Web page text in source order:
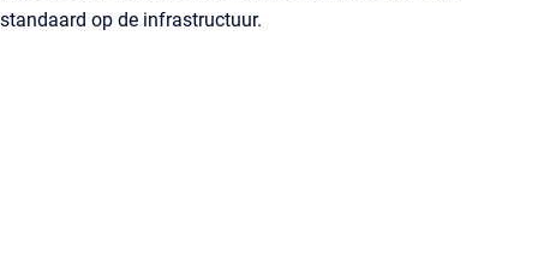
standaard op de infrastructuur.